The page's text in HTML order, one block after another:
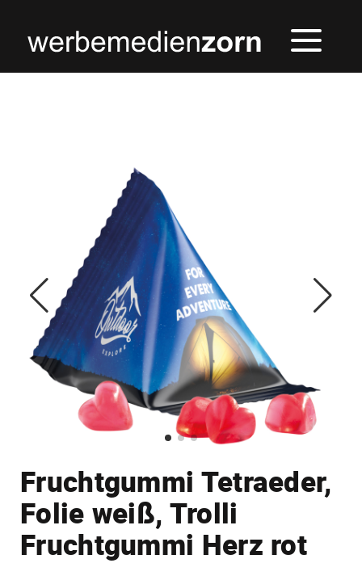
Fruchtgummi Tetraeder,
Folie weiß, Trolli
Fruchtgummi Herz rot